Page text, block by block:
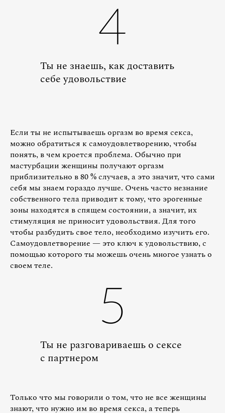
4
Ты не знаешь, как доставить
себе удовольствие
Если ты не испытываешь оргазм во время секса,
можно обратиться к самоудовлетворению, чтобы
понять, в чем кроется проблема. Обычно при
мастурбации женщины получают оргазм
приблизительно в 80 % случаев, а это значит, что сами
себя мы знаем гораздо лучше. Очень часто незнание
собственного тела приводит к тому, что эрогенные
зоны находятся в спящем состоянии, а значит, их
стимуляция не приносит удовольствия. Для того
чтобы разбудить свое тело, необходимо изучить его.
Самоудовлетворение — это ключ к удовольствию, с
помощью которого ты можешь очень многое узнать о
своем теле.
5
Ты не разговариваешь о сексе
с партнером
Только что мы говорили о том, что не все женщины
знают, что нужно им во время секса, а теперь